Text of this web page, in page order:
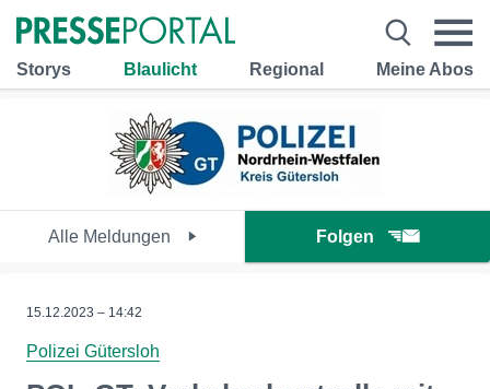
Storys Blaulicht Regional Meine Abos
Alle Meldungen Folgen
15.12.2023 – 14:42
Polizei Gütersloh